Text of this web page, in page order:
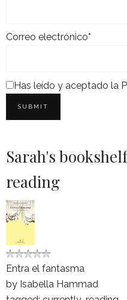
Correo electrónico*
Has leído y aceptado la
Sarah's
reading
Entra el fantasma
by Isabella Hammad